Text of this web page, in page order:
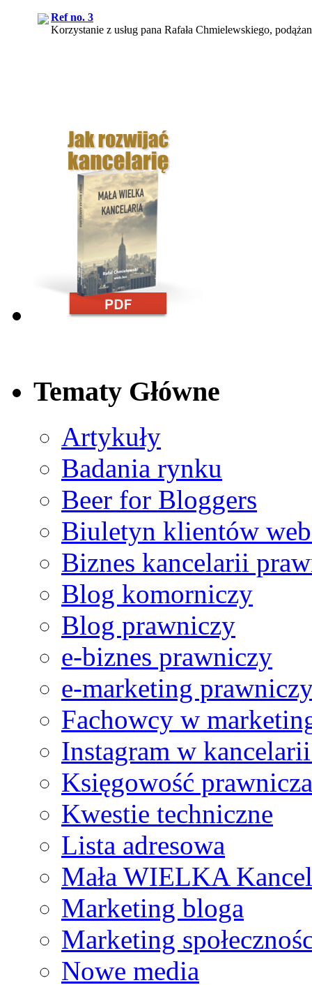
Ref no. 3
Korzystanie z usług pana Rafała Chmielewskiego,
Z mojego punktu widzenia usługi świadczone przez
Ref no. 1
Efektem naszej współpracy z web.lex było pozyskanie
W szczególny sposób cenię otwartość Pana Rafała
Ref no. 2
Bardzo wysoko oceniam poziom merytoryczny i
Tematy Główne
Artykuły
Badania rynku
Beer for Bloggers
Biuletyn klientów
Biznes kancelarii
Blog komorniczy
Blog prawniczy
e-biznes prawniczy
e-marketing
Fachowcy w
Instagram w
Księgowość prawnicza
Kwestie techniczne
Lista adresowa
Mała WIELKA
Marketing bloga
Marketing
Nowe media